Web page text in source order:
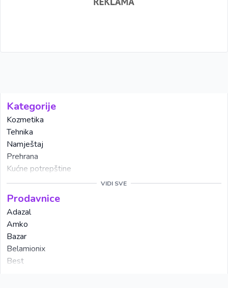
Kategorije
Kozmetika
Tehnika
Namještaj
Prehrana
Kućne potrepštine
Alati
Kućanski aparati
Mobiteli
Vrtni namještaj
Odjeća
Posuđe
Obuća
Keramika
VIDI SVE
Prodavnice
Adazal
Amko
Bazar
Belamionix
Best